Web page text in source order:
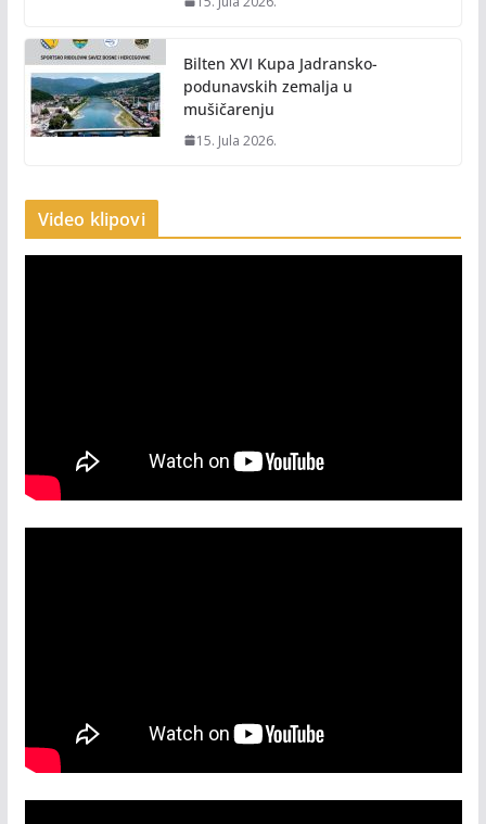
Bilten XVI Kupa Jadransko-
podunavskih zemalja u
mušičarenju
15. Jula 2026.
Video klipovi